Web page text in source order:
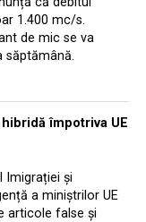
1.400 mc/s.
de mic se va
împotriva UE
Imigrației și
a miniștrilor UE
articole false și